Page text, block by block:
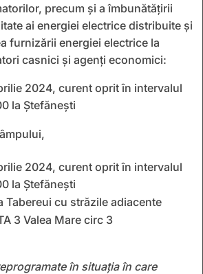
precum și a îmbunătățirii
ai energiei electrice distribuite și
furnizării energiei electrice la
casnici și agenți economici:
2024, curent oprit în intervalul
la Ștefănești
2024, curent oprit în intervalul
la Ștefănești
Tabereui cu străzile adiacente
3 Valea Mare circ 3
în situația în care